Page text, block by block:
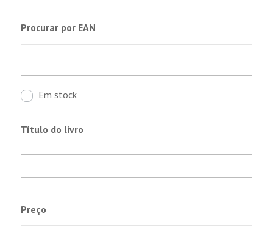
Procurar por EAN
Em stock
Título do livro
Preço